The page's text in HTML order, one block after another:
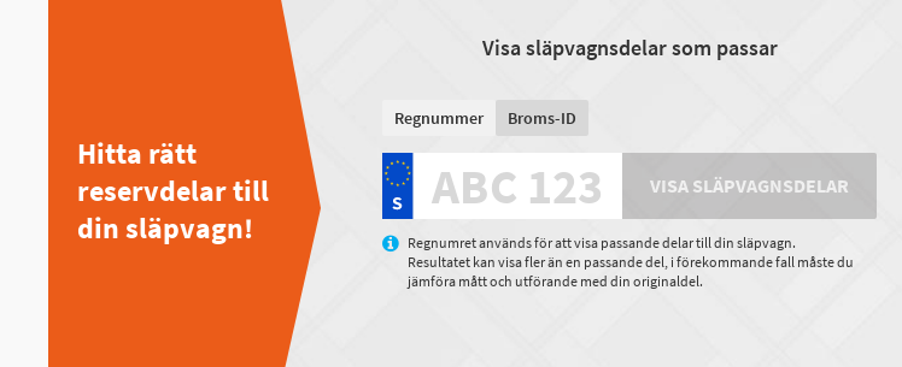
Hitta rätt
reservdelar till
din släpvagn!
Visa släpvagnsdelar som passar
Regnummer Broms-ID
VISA SLÄPVAGNSDELAR
Regnumret används för att visa passande delar till din släpvagn.
Resultatet kan visa fler än en passande del, i förekommande fall måste du
jämföra mått och utförande med din originaldel.